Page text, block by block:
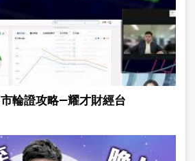
輪證攻略—耀才財經台